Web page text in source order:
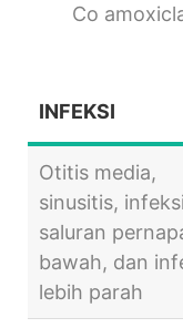
Co
INFEKSI
Otitis media,
sinusitis, infeksi
saluran
bawah, dan
lebih parah